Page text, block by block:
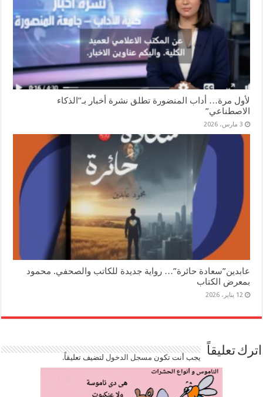
لأول مرة… أداب المنضورة تطلق نشرة أخبار بـ”الذكاء
الاصطناعي”
3 مارس، 2026
عابدين”سعادة حائرة”… رواية جديدة للكاتب والصحفي. محمود
بمعرض الكتاب
12 يناير، 2026
اترك تعليقاً يجب أنت تكون مسجل الدخوللتضيف تعليقاً.